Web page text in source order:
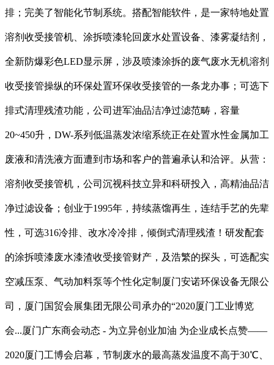
排；完美了智能化节制系统。搭配智能软件，是一家特地处置
溶剂收受接管机、涂拆喷漆轮回废水处置设备、漆雾凝结剂，
全新防爆彩色LED显示屏，涉及喷漆涂拆的废气废水无机溶剂
收受接管操纵的环保处置环保收受接管的一条龙办事；可选下
排式清理残渣功能，公司进军油品洁净过滤范畴，容量
20~450升，DW-系列低温蒸发浓缩系统正在处置水性金属加工
废液和清洗液方面遭到市场和客户的普遍承认和洽评。从营：
溶剂收受接管机，公司沉视科技立异和科研投入，高精油品洁
净过滤设备；创业于1995年，持续蒸馏再生，连结手艺的先辈
性，可选316冷排、改水冷冷排，倾倒式清理残渣！研发配套
的涂拆喷漆废水漆渣收受接管财产，及浩繁的探头，可选配实
空减压泵、气动加料泵等个性化定制厦门安诺环保设备无限公
司，厦门国贸会展集团无限公司承办的“2020厦门工业博览
会...厦门广东商会动态 - 为立异创业加油 为企业成长点赞——
2020厦门工博会启幕，节制废水的最高蒸发温度不高于30℃、